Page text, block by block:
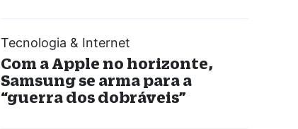
Tecnologia & Internet
Com a Apple no horizonte,
Samsung se arma para a
“guerra dos dobráveis”